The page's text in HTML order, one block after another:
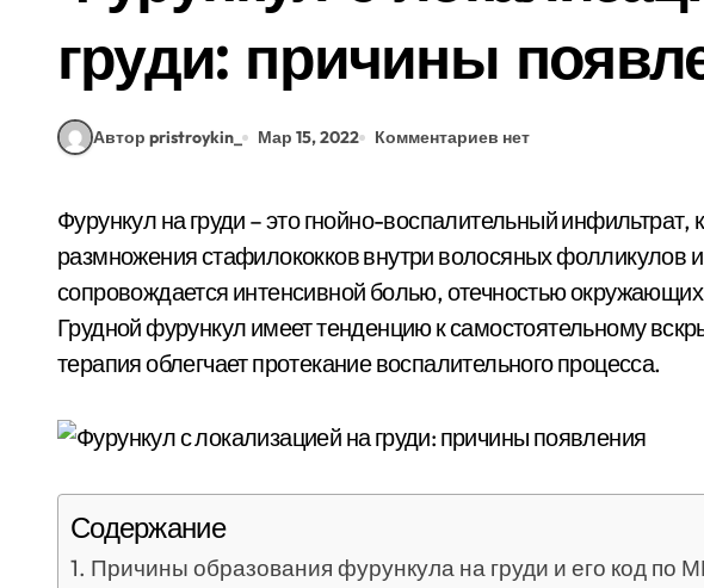
груди: причины
Автор pristroykin_ Мар 15, 2022 Комментариев нет
Фурункул на груди – это гнойно-воспалительный инфильтрат, который развивается вследствие
размножения стафилококков внутри волосяных фолликулов
сопровождается интенсивной болью, отечностью
Грудной фурункул имеет тенденцию к самостоятельному
терапия облегчает протекание воспалительного процесса.
Содержание
Причины образования фурункула на груди и его код по